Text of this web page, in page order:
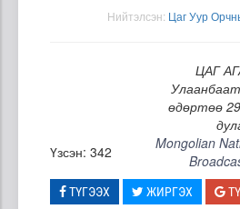
Нийтэлсэн: Цаг Уур
ЦАГ
өдөртөө
Үзсэн: 342
Mongolian
ТҮГЭЭХ ЖИРГЭХ